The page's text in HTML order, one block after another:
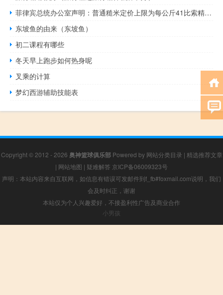
菲律宾总统办公室声明：普通糙米定价上限为每公斤41比索精糙大米为每公斤45比索价格上限将保持完全有效除非被总统取消
东坡鱼的由来（东坡鱼）
初二课程有哪些
冬天早上跑步如何热身呢
叉乘的计算
梦幻西游辅助技能表
Copyright © 2012 - 2026 奥神篮球俱乐部Powered by 网站分类目录 | 精选推荐文章
| 网站地图 | 疑难解答 京ICP备06009323号
声明：本站内容来自互联网，如信息有错误可发邮件到f_fb#foxmail.com说明，我们
会及时纠正，谢谢
本站仅为个人兴趣爱好，不接盈利性广告及商业合作
小男孩